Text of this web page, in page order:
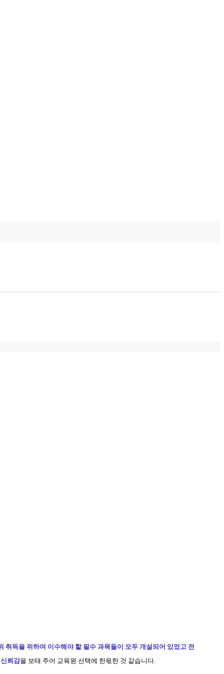
취득을 위하여 이수해야 할 필수 과목들이 모두 개설되어 있었고 전
뢰감을 보태 주어 교육원 선택에 한몫한 것 같습니다.